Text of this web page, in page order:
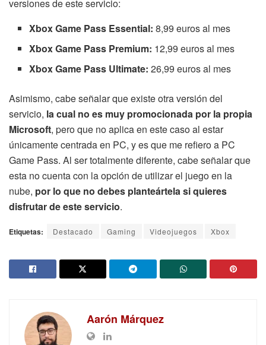
versiones de este servicio:
Xbox Game Pass Essential: 8,99 euros al mes
Xbox Game Pass Premium: 12,99 euros al mes
Xbox Game Pass Ultimate: 26,99 euros al mes
Asimismo, cabe señalar que existe otra versión del
servicio, la cual no es muy promocionada por la propia
Microsoft, pero que no aplica en este caso al estar
únicamente centrada en PC, y es que me refiero a PC
Game Pass. Al ser totalmente diferente, cabe señalar que
esta no cuenta con la opción de utilizar el juego en la
nube, por lo que no debes planteártela si quieres
disfrutar de este servicio.
Etiquetas: Destacado Gaming Videojuegos Xbox
Aarón Márquez